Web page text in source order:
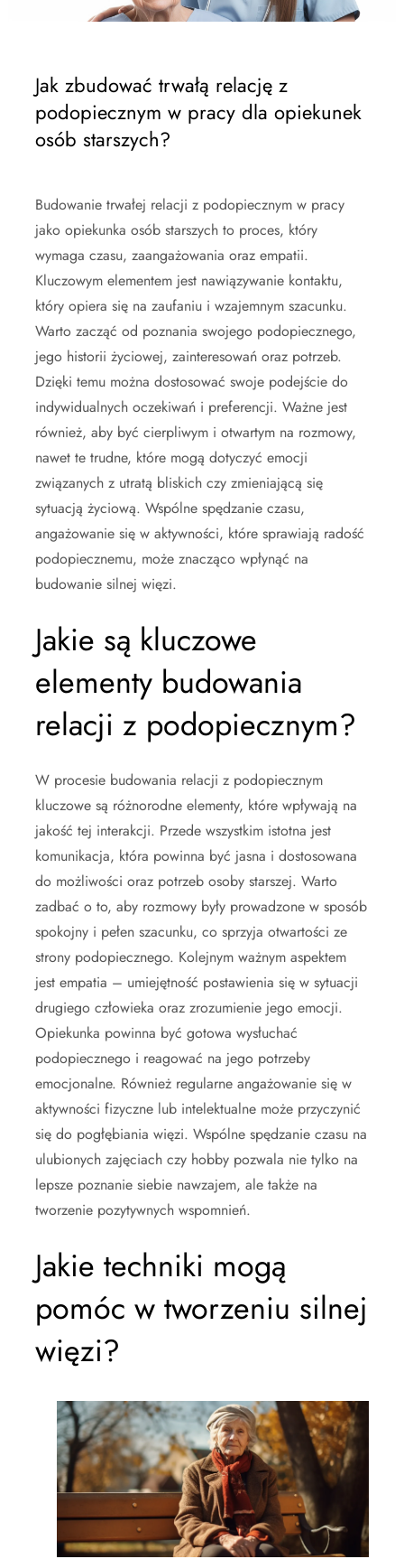
Jak zbudować trwałą relację z
podopiecznym w pracy dla opiekunek
osób starszych?
Budowanie trwałej relacji z podopiecznym w pracy
jako opiekunka osób starszych to proces, który
wymaga czasu, zaangażowania oraz empatii.
Kluczowym elementem jest nawiązywanie kontaktu,
który opiera się na zaufaniu i wzajemnym szacunku.
Warto zacząć od poznania swojego podopiecznego,
jego historii życiowej, zainteresowań oraz potrzeb.
Dzięki temu można dostosować swoje podejście do
indywidualnych oczekiwań i preferencji. Ważne jest
również, aby być cierpliwym i otwartym na rozmowy,
nawet te trudne, które mogą dotyczyć emocji
związanych z utratą bliskich czy zmieniającą się
sytuacją życiową. Wspólne spędzanie czasu,
angażowanie się w aktywności, które sprawiają radość
podopiecznemu, może znacząco wpłynąć na
budowanie silnej więzi.
Jakie są kluczowe
elementy budowania
relacji z podopiecznym?
W procesie budowania relacji z podopiecznym
kluczowe są różnorodne elementy, które wpływają na
jakość tej interakcji. Przede wszystkim istotna jest
komunikacja, która powinna być jasna i dostosowana
do możliwości oraz potrzeb osoby starszej. Warto
zadbać o to, aby rozmowy były prowadzone w sposób
spokojny i pełen szacunku, co sprzyja otwartości ze
strony podopiecznego. Kolejnym ważnym aspektem
jest empatia – umiejętność postawienia się w sytuacji
drugiego człowieka oraz zrozumienie jego emocji.
Opiekunka powinna być gotowa wysłuchać
podopiecznego i reagować na jego potrzeby
emocjonalne. Również regularne angażowanie się w
aktywności fizyczne lub intelektualne może przyczynić
się do pogłębiania więzi. Wspólne spędzanie czasu na
ulubionych zajęciach czy hobby pozwala nie tylko na
lepsze poznanie siebie nawzajem, ale także na
tworzenie pozytywnych wspomnień.
Jakie techniki mogą
pomóc w tworzeniu silnej
więzi?